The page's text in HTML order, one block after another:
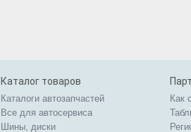
Каталог товаров
Каталоги автозапчастей
Все для автосервиса
Шины, диски
Как